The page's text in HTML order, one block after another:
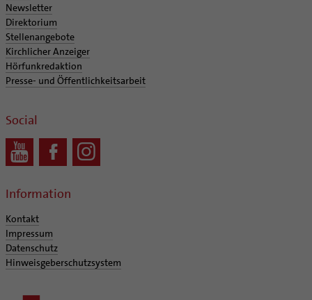
Newsletter
Direktorium
Stellenangebote
Kirchlicher Anzeiger
Hörfunkredaktion
Presse- und Öffentlichkeitsarbeit
Social
Information
Kontakt
Impressum
Datenschutz
Hinweisgeberschutzsystem